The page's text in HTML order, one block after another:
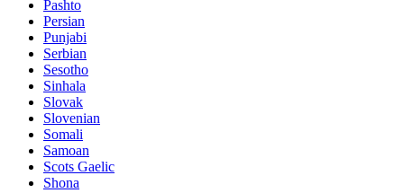
Pashto
Persian
Punjabi
Serbian
Sesotho
Sinhala
Slovak
Slovenian
Somali
Samoan
Scots Gaelic
Shona